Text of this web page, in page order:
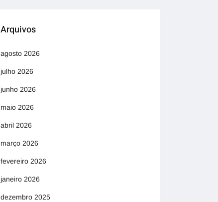
Arquivos
agosto 2026
julho 2026
junho 2026
maio 2026
abril 2026
março 2026
fevereiro 2026
janeiro 2026
dezembro 2025